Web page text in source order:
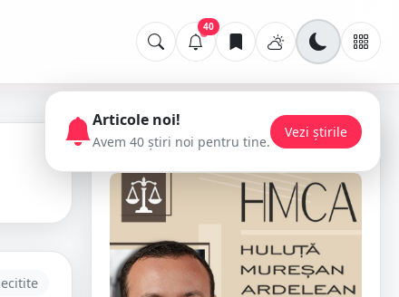
40
📢 Publicitate
Articole noi!
Avem 40 știri noi pentru tine.
Vezi știrile